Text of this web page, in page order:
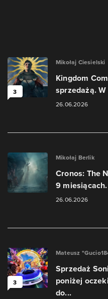
3
Mikołaj Ciesielski
Kingdom
sprzedażą.
26.06.2026
Mikołaj Berlik
Cronos: The
9
26.06.2026
3
Mateusz
Sprzedaż
poniżej
do...